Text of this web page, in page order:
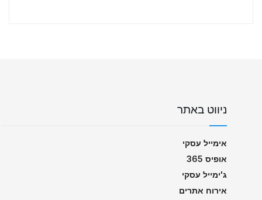
ניווט באתר
אימייל עסקי
אופיס 365
ג'ימייל עסקי
אירוח אתרים